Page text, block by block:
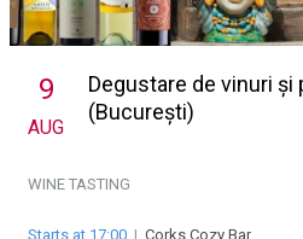
9
AUG
Degustare de vinuri
(București)
WINE TASTING
Starts at 17:00 | Corks Cozy Bar